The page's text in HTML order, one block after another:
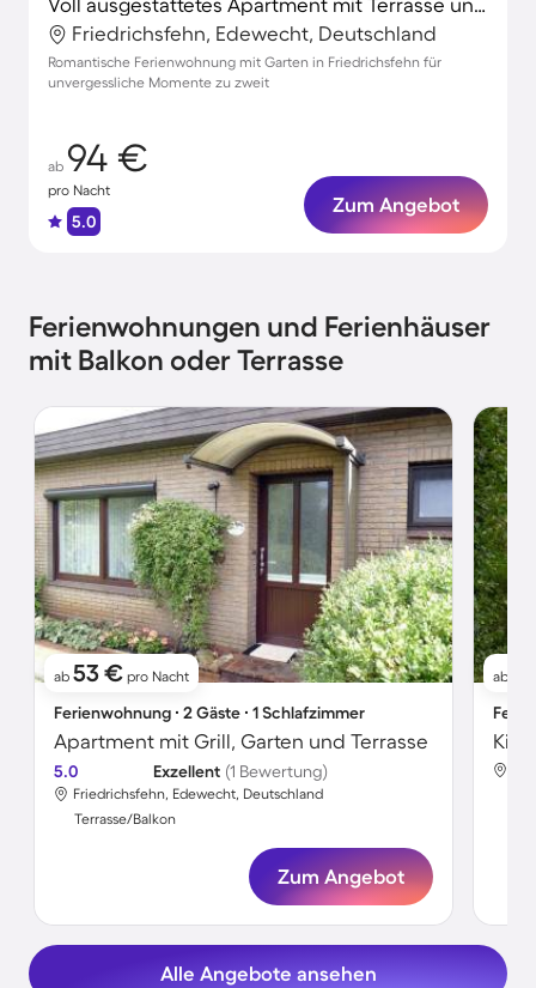
Friedrichsfehn, Edewecht, Deutschland
Romantische Ferienwohnung mit Garten in Friedrichsfehn für
unvergessliche Momente zu zweit
ab 94 €
pro Nacht
5.0
Zum Angebot
Ferienwohnungen und Ferienhäuser
mit Balkon oder Terrasse
ab 53 € pro Nacht
Ferienwohnung ∙ 2 Gäste ∙ 1 Schlafzimmer
Apartment mit Grill, Garten und Terrasse
5.0 Exzellent (1 Bewertung)
Friedrichsfehn, Edewecht, Deutschland
Terrasse/Balkon
Zum Angebot
ab
Alle Angebote ansehen